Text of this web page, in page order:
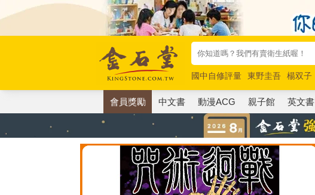
國中自修評量 東野圭吾 楊双子
唯紅花綻放
奧德賽 路邊攤新作
會員獎勵 中文書 動漫ACG 親子館 英文書